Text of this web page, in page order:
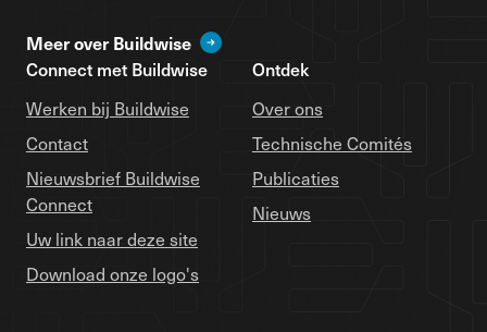
Meer over Buildwise
Connect met Buildwise
Werken bij Buildwise
Contact
Nieuwsbrief Buildwise
Connect
Uw link naar deze site
Download onze logo's
Ontdek
Over ons
Technische Comités
Publicaties
Nieuws